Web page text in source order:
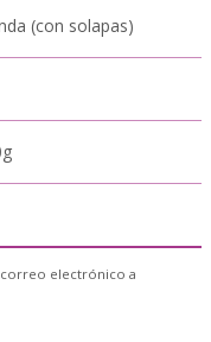
(con solapas)
correo electrónico a